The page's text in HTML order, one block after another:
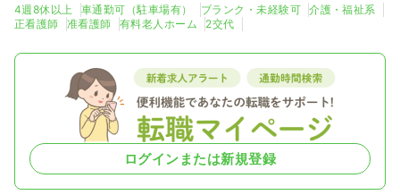
4週8休以上 車通勤可（駐車場有） ブランク・未経験可
介護・福祉系
正看護師
准看護師 有料老人ホーム 2交代
ログインまたは新規登録